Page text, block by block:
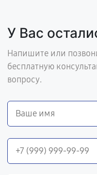
У Вас
Напишите или
бесплатную
вопросу.